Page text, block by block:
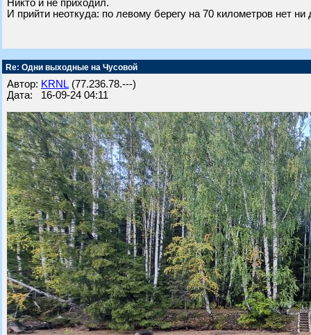
Никто и не приходил.
И прийти неоткуда: по левому берегу на 70 километров нет ни
Re: Одни выходные на Чусовой
Автор: KRNL (77.236.78.---)
Дата: 16-09-24 04:11